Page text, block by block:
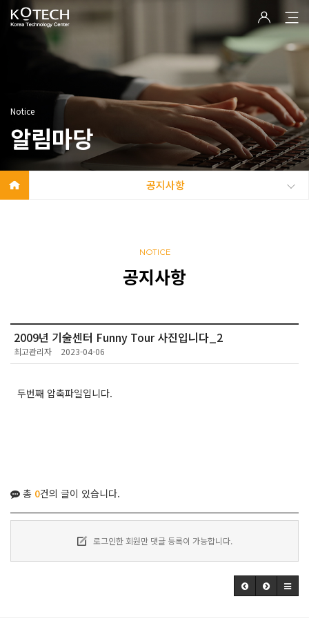
Notice
알림마당
공지사항
NOTICE
공지사항
2009년 기술센터 Funny Tour 사진입니다_2
최고관리자 2023-04-06
두번째 압축파일입니다.
총 0건의 글이 있습니다.
로그인한 회원만 댓글 등록이 가능합니다.